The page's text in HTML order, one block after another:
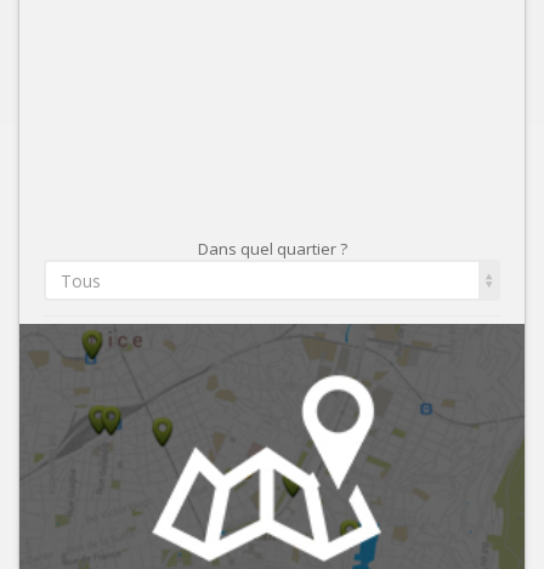
Dans quel quartier ?
Tous